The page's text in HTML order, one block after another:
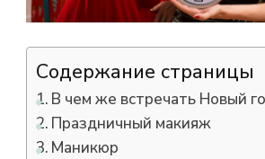
Содержание страницы
В чем же встречать Новый
Праздничный макияж
Маникюр